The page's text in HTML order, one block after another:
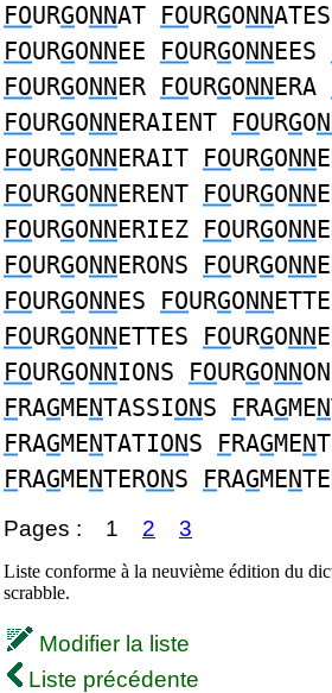
FOURGONNAT FOURGONNATES
FOURGONNEE FOURGONNEES
FOURGONNER FOURGONNERA
FOURGONNERAIENT FOURGO
FOURGONNERAIT FOURGONN
FOURGONNERENT FOURGONN
FOURGONNERIEZ FOURGONN
FOURGONNERONS FOURGONN
FOURGONNES FOURGONNETTE
FOURGONNETTES FOURGONN
FOURGONNIONS FOURGONN
FRAGMENTASSIONS FRAGMEN
FRAGMENTATIONS FRAGMEN
FRAGMENTERONS FRAGMEN
Pages : 1 2 3
Liste conforme à la neuvième édition du
scrabble.
Modifier la liste
Liste précédente